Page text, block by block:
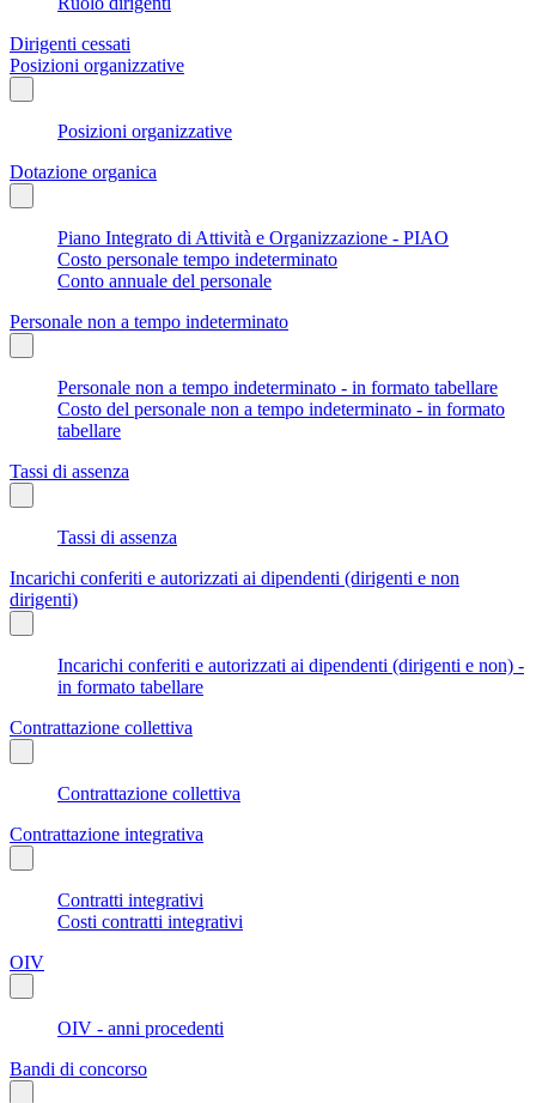
Dirigenti cessati
Posizioni organizzative
Posizioni organizzative
Dotazione organica
Piano Integrato di Attività e Organizzazione - PIAO
Costo personale tempo indeterminato
Conto annuale del personale
Personale non a tempo indeterminato
Personale non a tempo indeterminato - in formato tabellare
Costo del personale non a tempo indeterminato - in formato
tabellare
Tassi di assenza
Tassi di assenza
Incarichi conferiti e autorizzati ai dipendenti (dirigenti e non
dirigenti)
Incarichi conferiti e autorizzati ai dipendenti (dirigenti e non) -
in formato tabellare
Contrattazione collettiva
Contrattazione collettiva
Contrattazione integrativa
Contratti integrativi
Costi contratti integrativi
OIV
OIV - anni procedenti
Bandi di concorso